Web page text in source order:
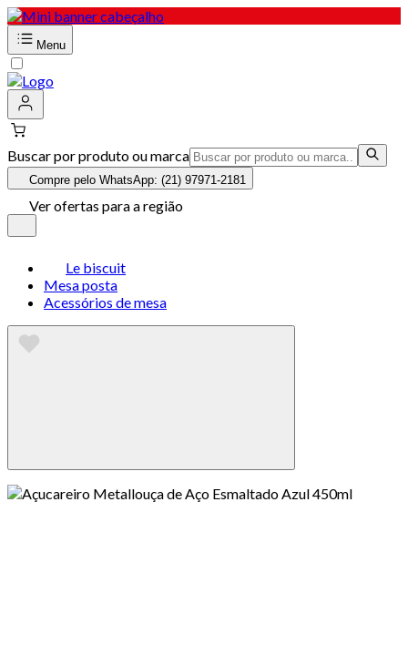
Menu
Buscar por produto ou marca
Compre pelo WhatsApp: (21) 97971-2181
Ver ofertas para a região
Le biscuit
Mesa posta
Acessórios de mesa